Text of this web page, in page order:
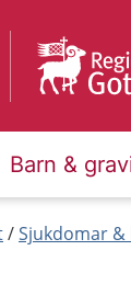
1177
Barn &
Sjukdomar &